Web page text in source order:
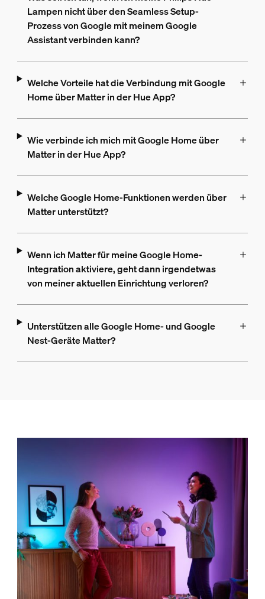
Lampen nicht über den Seamless Setup-
Prozess von Google mit meinem Google
Assistant verbinden kann?
Welche Vorteile hat die Verbindung mit Google
Home über Matter in der Hue App?
Wie verbinde ich mich mit Google Home über
Matter in der Hue App?
Welche Google Home-Funktionen werden über
Matter unterstützt?
Wenn ich Matter für meine Google Home-
Integration aktiviere, geht dann irgendetwas
von meiner aktuellen Einrichtung verloren?
Unterstützen alle Google Home- und Google
Nest-Geräte Matter?